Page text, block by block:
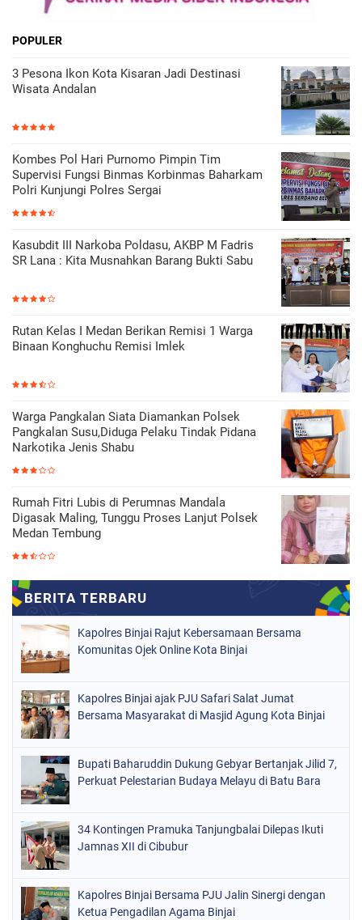
POPULER
3 Pesona Ikon Kota Kisaran Jadi Destinasi
Wisata Andalan
Kombes Pol Hari Purnomo Pimpin Tim
Supervisi Fungsi Binmas Korbinmas Baharkam
Polri Kunjungi Polres Sergai
Kasubdit III Narkoba Poldasu, AKBP M Fadris
SR Lana : Kita Musnahkan Barang Bukti Sabu
Rutan Kelas I Medan Berikan Remisi 1 Warga
Binaan Konghuchu Remisi Imlek
Warga Pangkalan Siata Diamankan Polsek
Pangkalan Susu,Diduga Pelaku Tindak Pidana
Narkotika Jenis Shabu
Rumah Fitri Lubis di Perumnas Mandala
Digasak Maling, Tunggu Proses Lanjut Polsek
Medan Tembung
Kapolres Binjai Rajut Kebersamaan Bersama
Komunitas Ojek Online Kota Binjai
Kapolres Binjai ajak PJU Safari Salat Jumat
Bersama Masyarakat di Masjid Agung Kota Binjai
Bupati Baharuddin Dukung Gebyar Bertanjak Jilid 7,
Perkuat Pelestarian Budaya Melayu di Batu Bara
34 Kontingen Pramuka Tanjungbalai Dilepas Ikuti
Jamnas XII di Cibubur
Kapolres Binjai Bersama PJU Jalin Sinergi dengan
Ketua Pengadilan Agama Binjai